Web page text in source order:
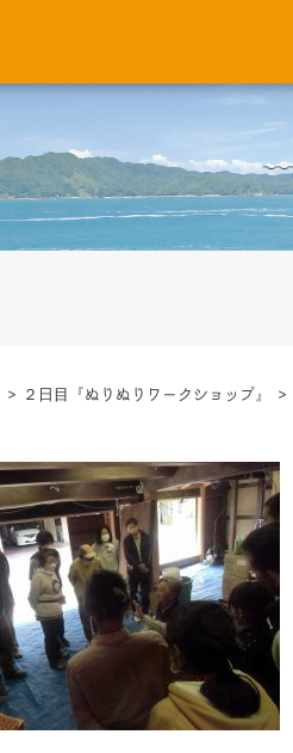
> ２日目『ぬりぬりワークショップ』 >